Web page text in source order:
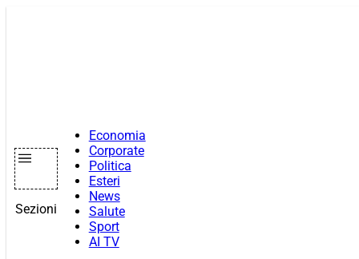
Sezioni
Economia
Corporate
Politica
Esteri
News
Salute
Sport
AI TV